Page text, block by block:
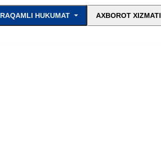
RAQAMLI HUKUMAT AXBOROT XIZMATI